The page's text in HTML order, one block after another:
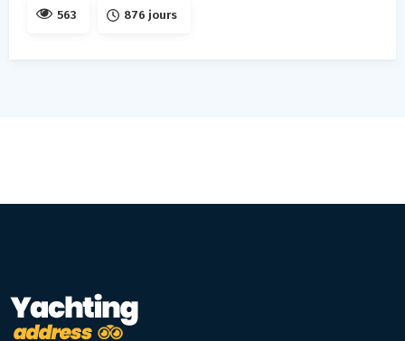
563 876 jours